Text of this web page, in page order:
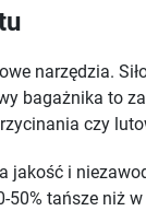
narzędzia.
bagażnika to
czy
jakość i
tańsze niż